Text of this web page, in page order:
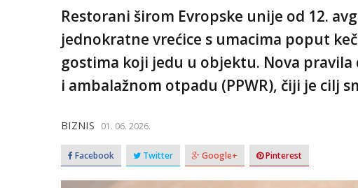
Restorani širom Evropske unije od 12.
jednokratne vrećice s umacima poput
gostima koji jedu u objektu. Nova
i ambalažnom otpadu (PPWR), čiji je cilj
BIZNIS 01. 06. 2026.
Facebook Twitter Google+ Pinterest